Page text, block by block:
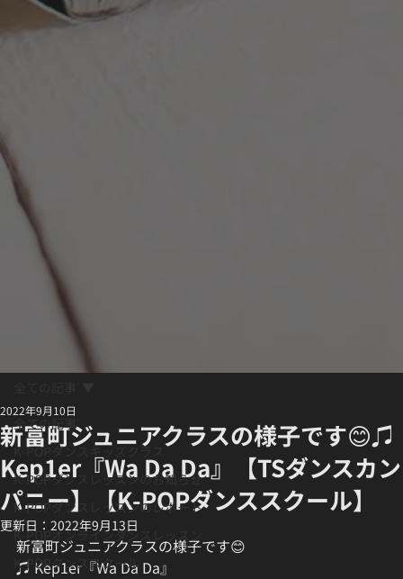
全ての記事
K-POPダンスキッズクラス
K-POPダンスレッスンのお知らせ
K-POPダンスレッスンのレポート
K-POPオンラインダンスレッスン
K-POPダンススクール
新富町ジュニアクラスの様子です😊♫
Kep1er『Wa Da Da』【TSダンスカン
パニー】【K-POPダンススクール】
2022年9月10日
更新日： 2022年9月13日
新富町ジュニアクラスの様子です😊
♫ Kep1er『Wa Da Da』